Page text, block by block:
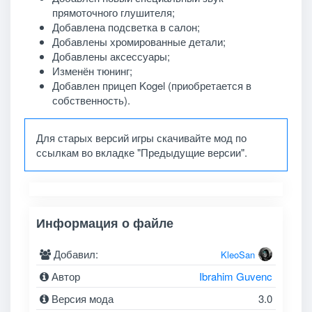
прямоточного глушителя;
Добавлена подсветка в салон;
Добавлены хромированные детали;
Добавлены аксессуары;
Изменён тюнинг;
Добавлен прицеп Kogel (приобретается в
собственность).
Для старых версий игры скачивайте мод по
ссылкам во вкладке "Предыдущие версии".
Информация о файле
Добавил: KleoSan
Автор
Ibrahim Guvenc
Версия мода
3.0